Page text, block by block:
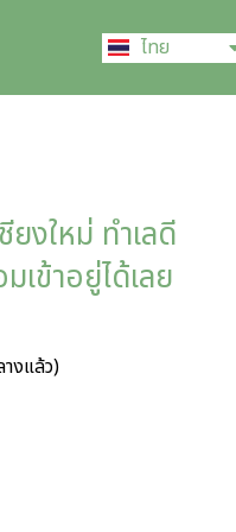
ไทย
中文 (中国)
ยงใหม่ ทำเลดี
เข้าอยู่ได้เลย
งแล้ว)